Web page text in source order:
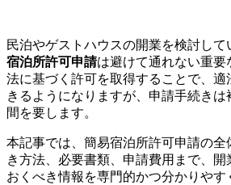
民泊やゲストハウスの開業を検討して
宿泊所許可申請は避けて通れない重要
法に基づく許可を取得することで、
きるようになりますが、申請手続き
間を要します。
本記事では、簡易宿泊所許可申請の
き方法、必要書類、申請費用まで、開
おくべき情報を専門的かつ分かりや